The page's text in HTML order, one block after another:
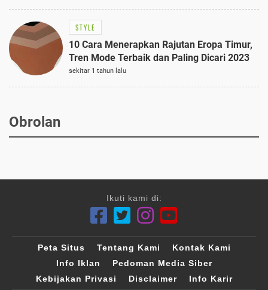
STYLE
10 Cara Menerapkan Rajutan Eropa Timur,
Tren Mode Terbaik dan Paling Dicari 2023
sekitar 1 tahun lalu
Obrolan
Ikuti kami di:
Peta Situs Tentang Kami
Kontak Kami
Info Iklan
Pedoman Media Siber
Kebijakan Privasi
Disclaimer Info Karir